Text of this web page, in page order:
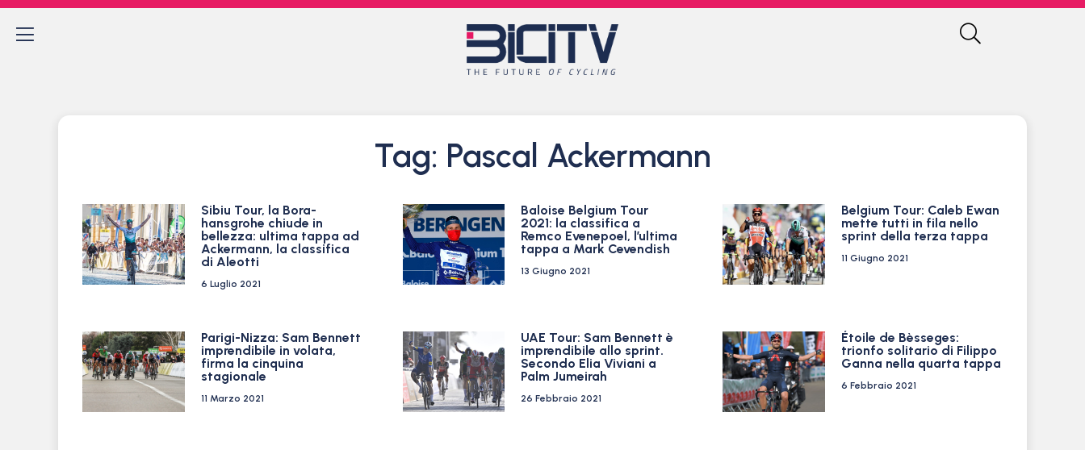
Tag: Pascal Ackermann
Sibiu Tour, la Bora-
hansgrohe chiude in
bellezza: ultima tappa ad
Ackermann, la classifica
di Aleotti
6 Luglio 2021
Baloise Belgium Tour
2021: la classifica a
Remco Evenepoel, l’ultima
tappa a Mark Cevendish
13 Giugno 2021
Belgium Tour: Caleb Ewan
mette tutti in fila nello
sprint della terza tappa
11 Giugno 2021
Parigi-Nizza: Sam Bennett
imprendibile in volata,
firma la cinquina
stagionale
11 Marzo 2021
UAE Tour: Sam Bennett è
imprendibile allo sprint.
Secondo Elia Viviani a
Palm Jumeirah
26 Febbraio 2021
Étoile de Bèsseges:
trionfo solitario di Filippo
Ganna nella quarta tappa
6 Febbraio 2021